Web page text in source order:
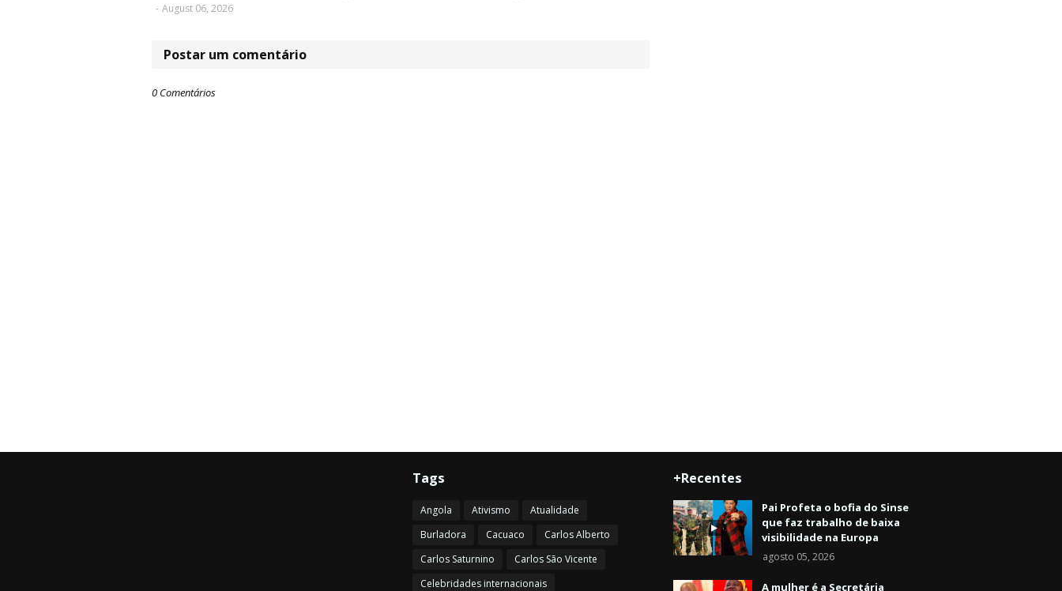
- August 06, 2026
Postar um comentário
0 Comentários
Tags
Angola Ativismo
Atualidade
Burladora
Cacuaco
Carlos Alberto
Carlos Saturnino
Carlos São Vicente
Celebridades internacionais
+Recentes
Pai Profeta o bofia do Sinse
que faz trabalho de baixa
visibilidade na Europa
agosto 05, 2026
A mulher é a Secretária